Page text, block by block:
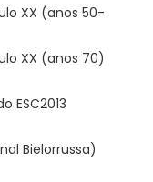
XX (anos 50-
XX (anos 70)
ESC2013
Bielorrussa)